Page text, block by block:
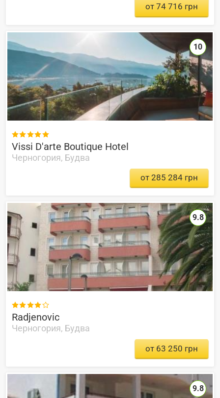
от 74 716 грн

Vissi D'arte Boutique Hotel
Черногория, Будва
10
от 285 284 грн

Radjenovic
Черногория, Будва
9.8
от 63 250 грн
9.8